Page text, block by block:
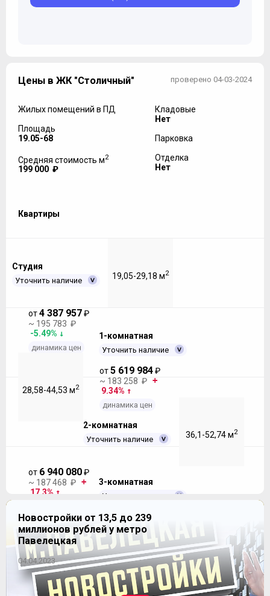
проверено 04-03-2024
Цены в ЖК "Столичный"
Жилых помещений в ПД
Площадь
19.05-68
Средняя стоимость м2
199 000 ₽
Кладовые
Нет
Парковка
Отделка
Нет
Квартиры
Студия
Уточнить наличие 19,05-29,18 м2
от4 387 957₽
~ 195 783 ₽
-5.49%
динамика цен
1-комнатная
Уточнить наличие
28,58-44,53 м2
от5 619 984₽
~ 183 258 ₽
9.34%
динамика цен
2-комнатная
Уточнить наличие 36,1-52,74 м2
от 6 940 080₽
~ 187 468 ₽
17.3%
3-комнатная
Уточнить наличие
48,61-65,38 м2
от 8 503 006
~ 182 822 ₽
14.5%
динамика цен
4-комнатная
Уточнить наличие 65,17-68 м 2
Новостройки от 13,5 до 239
миллионов рублей у метро
Павелецкая
04.04.2023